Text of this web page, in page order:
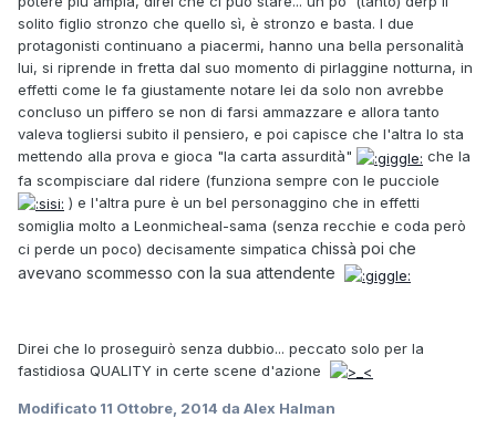
solito figlio stronzo che quello sì, è stronzo e basta. I due
protagonisti continuano a piacermi, hanno una bella personalità
lui, si riprende in fretta dal suo momento di pirlaggine notturna, in
effetti come le fa giustamente notare lei da solo non avrebbe
concluso un piffero se non di farsi ammazzare e allora tanto
valeva togliersi subito il pensiero, e poi capisce che l'altra lo sta
mettendo alla prova e gioca "la carta assurdità"
che la
fa scompisciare dal ridere (funziona sempre con le pucciole
) e l'altra pure è un bel personaggino che in effetti
somiglia molto a Leonmicheal-sama (senza recchie e coda però
ci perde un poco) decisamente simpatica chissà poi che
avevano scommesso con la sua attendente
Direi che lo proseguirò senza dubbio... peccato solo per la
fastidiosa QUALITY in certe scene d'azione
Modificato 11 Ottobre, 2014 da Alex Halman